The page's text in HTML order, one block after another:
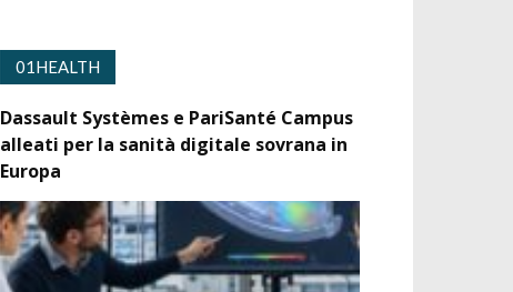
01HEALTH
Dassault Systèmes e PariSanté Campus
alleati per la sanità digitale sovrana in
Europa